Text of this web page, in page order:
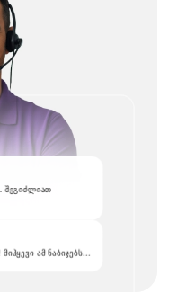
შეგიძლიათ
ამ ნაბიჯებს...